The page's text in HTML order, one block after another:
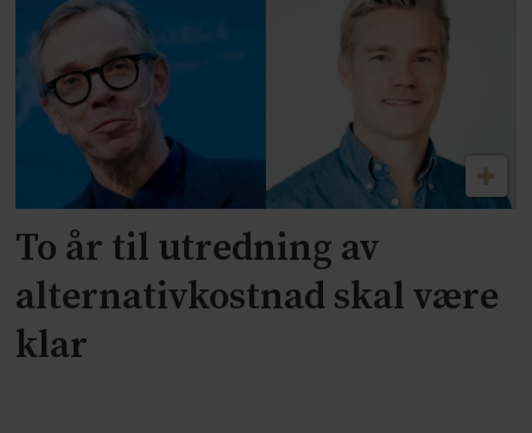
To år til utredning av
alternativkostnad skal være
klar